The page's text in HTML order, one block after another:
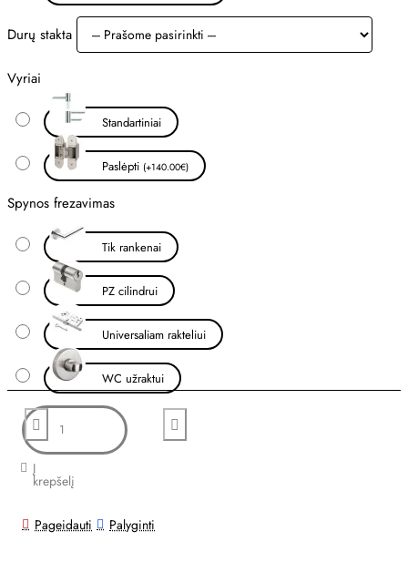
Durų stakta
Vyriai
Standartiniai
Paslėpti (+140.00€)
Spynos frezavimas
Tik rankenai
PZ cilindrui
Universaliam rakteliui
WC užraktui
Į
krepšelį
Pageidauti Palyginti